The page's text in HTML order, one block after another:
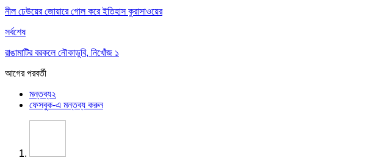
নীল ঢেউয়ের জোয়ারে গোল করে ইতিহাস কুরাসাওয়ের
সর্বশেষ
রাঙামাটির বরকলে নৌকাডুবি, নিখোঁজ ১
আগেরপরবর্তী
মন্তব্য২
ফেসবুক-এ মন্তব্য করুন